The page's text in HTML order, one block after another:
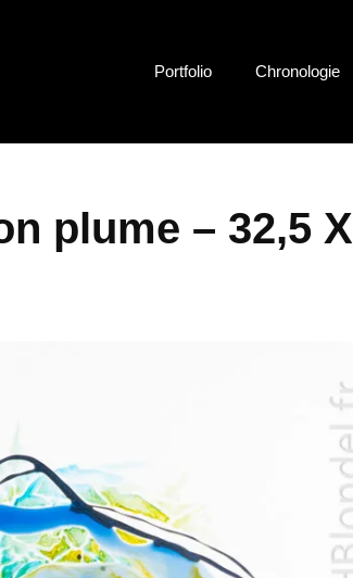
Portfolio Chronologie
plume – 32,5 X